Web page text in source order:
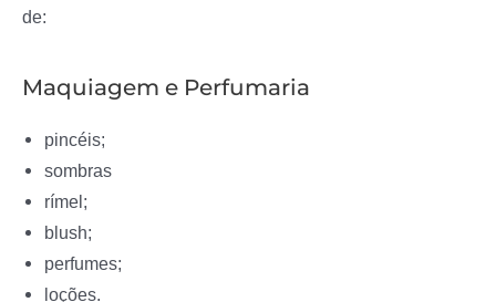
de:
Maquiagem e Perfumaria
pincéis;
sombras
rímel;
blush;
perfumes;
loções.